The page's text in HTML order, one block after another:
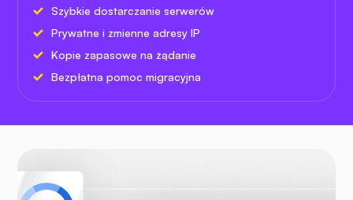
Szybkie dostarczanie serwerów
Prywatne i zmienne adresy IP
Kopie zapasowe na żądanie
Bezpłatna pomoc migracyjna